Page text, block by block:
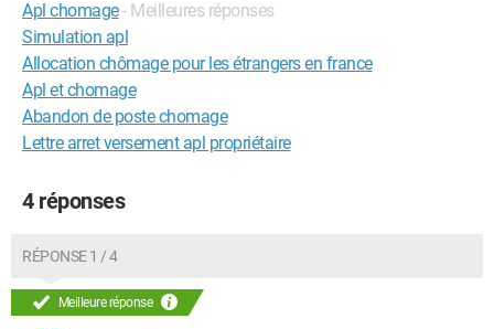
Apl chomage- Meilleures réponses
Simulation apl
Allocation chômage pour les étrangers en france
Apl et chomage
Abandon de poste chomage
Lettre arret versement apl propriétaire
4 réponses
RÉPONSE 1 / 4
Meilleure réponse